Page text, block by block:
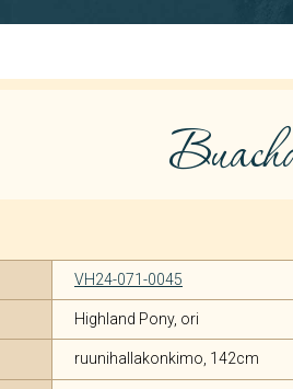
VH24-071-0045
Highland Pony, ori
ruunihallakonkimo, 142cm